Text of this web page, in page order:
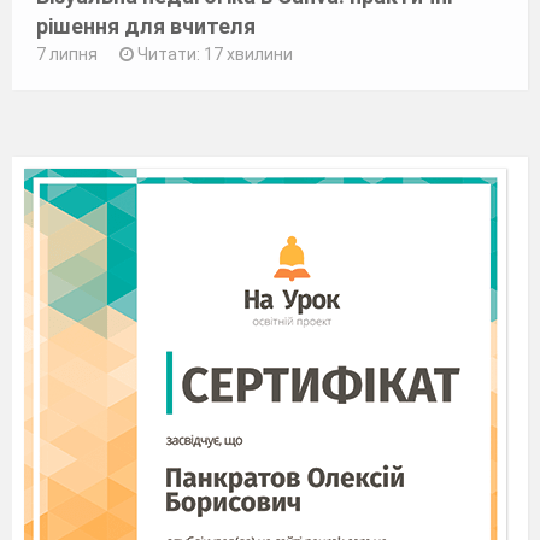
рішення для вчителя
7 липня Читати: 17 хвилини